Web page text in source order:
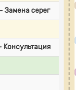
Замена серег
Консультация